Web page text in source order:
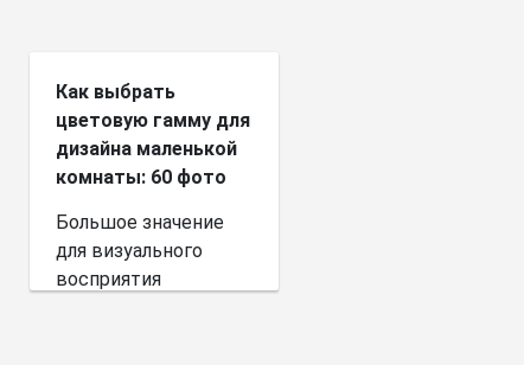
Как выбрать
цветовую гамму для
дизайна маленькой
комнаты: 60 фото
Большое значение
для визуального
восприятия